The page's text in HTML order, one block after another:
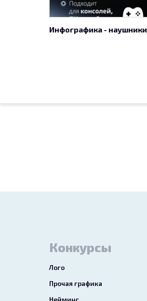
Инфографика - наушники
Конкурсы
Лого
Прочая графика
Нейминг